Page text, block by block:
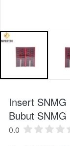
Insert
Bubut
0.0